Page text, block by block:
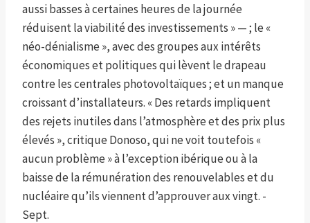
aussi basses à certaines heures de la journée
réduisent la viabilité des investissements » — ; le «
néo-dénialisme », avec des groupes aux intérêts
économiques et politiques qui lèvent le drapeau
contre les centrales photovoltaïques ; et un manque
croissant d’installateurs. « Des retards impliquent
des rejets inutiles dans l’atmosphère et des prix plus
élevés », critique Donoso, qui ne voit toutefois «
aucun problème » à l’exception ibérique ou à la
baisse de la rémunération des renouvelables et du
nucléaire qu’ils viennent d’approuver aux vingt. -
Sept.